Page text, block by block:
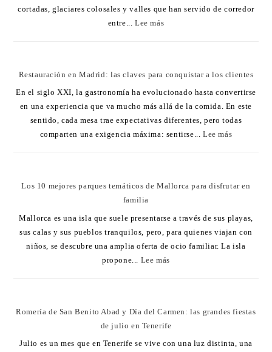
cortadas, glaciares colosales y valles que han servido de corredor
entre...Lee más
Restauración en Madrid: las claves para conquistar a los clientes
En el siglo XXI, la gastronomía ha evolucionado hasta convertirse
en una experiencia que va mucho más allá de la comida. En este
sentido, cada mesa trae expectativas diferentes, pero todas
comparten una exigencia máxima: sentirse...Lee más
Los 10 mejores parques temáticos de Mallorca para disfrutar en
familia
Mallorca es una isla que suele presentarse a través de sus playas,
sus calas y sus pueblos tranquilos, pero, para quienes viajan con
niños, se descubre una amplia oferta de ocio familiar. La isla
propone... Lee más
Romería de San Benito Abad y Día del Carmen: las grandes fiestas
de julio en Tenerife
Julio es un mes que en Tenerife se vive con una luz distinta, una